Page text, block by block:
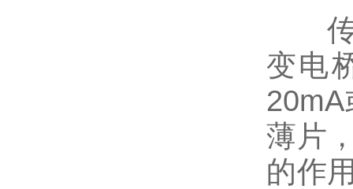
传
变电
薄片
的作